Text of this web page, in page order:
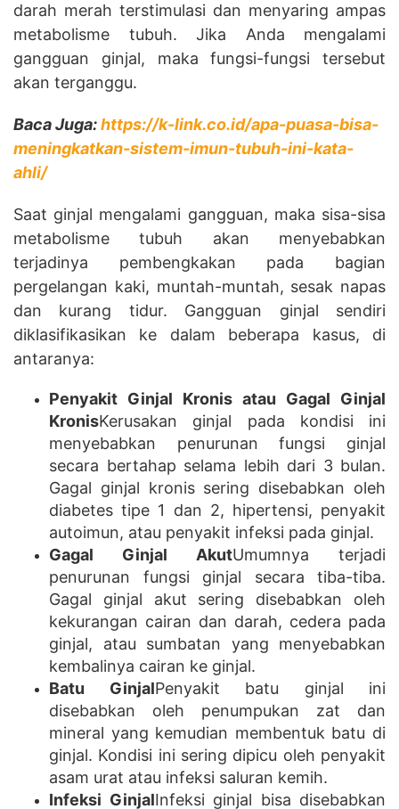
darah merah terstimulasi dan menyaring ampas
metabolisme tubuh. Jika Anda mengalami
gangguan ginjal, maka fungsi-fungsi tersebut
akan terganggu.
Baca Juga:https://k-link.co.id/apa-puasa-bisa-
meningkatkan-sistem-imun-tubuh-ini-kata-
ahli/
Saat ginjal mengalami gangguan, maka sisa-sisa
metabolisme tubuh akan menyebabkan
terjadinya pembengkakan pada bagian
pergelangan kaki, muntah-muntah, sesak napas
dan kurang tidur. Gangguan ginjal sendiri
diklasifikasikan ke dalam beberapa kasus, di
antaranya:
Penyakit Ginjal Kronis atau Gagal Ginjal
KronisKerusakan ginjal pada kondisi ini
menyebabkan penurunan fungsi ginjal
secara bertahap selama lebih dari 3 bulan.
Gagal ginjal kronis sering disebabkan oleh
diabetes tipe 1 dan 2, hipertensi, penyakit
autoimun, atau penyakit infeksi pada ginjal.
Gagal Ginjal AkutUmumnya terjadi
penurunan fungsi ginjal secara tiba-tiba.
Gagal ginjal akut sering disebabkan oleh
kekurangan cairan dan darah, cedera pada
ginjal, atau sumbatan yang menyebabkan
kembalinya cairan ke ginjal.
Batu GinjalPenyakit batu ginjal ini
disebabkan oleh penumpukan zat dan
mineral yang kemudian membentuk batu di
ginjal. Kondisi ini sering dipicu oleh penyakit
asam urat atau infeksi saluran kemih.
Infeksi GinjalInfeksi ginjal bisa disebabkan